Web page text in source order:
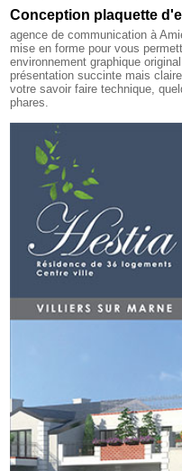
Conception plaquette
agence de communication à
mise en forme pour vous
environnement graphique
présentation succinte mais
votre savoir faire technique,
phares.